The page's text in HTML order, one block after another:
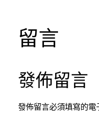
留言
發佈留言
發佈留言必須填寫的電